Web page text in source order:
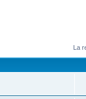
La